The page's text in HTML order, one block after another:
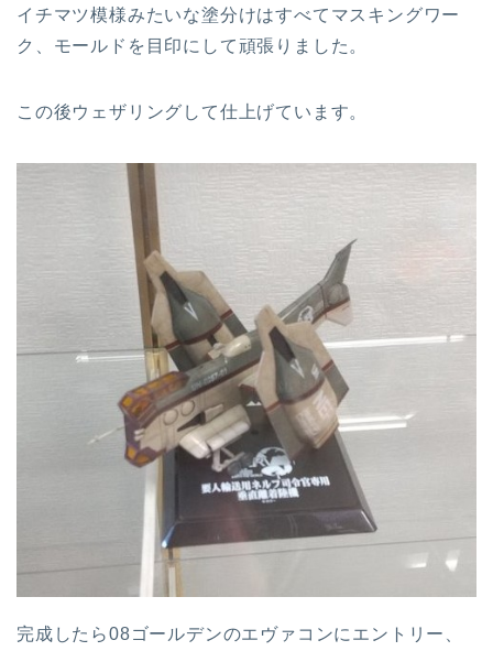
イチマツ模様みたいな塗分けはすべてマスキングワー
ク、モールドを目印にして頑張りました。
この後ウェザリングして仕上げています。
完成したら08ゴールデンのエヴァコンにエントリー、